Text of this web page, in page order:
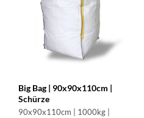
Big Bag | 90x90x110cm |
Schürze
90x90x110cm | 1000kg |